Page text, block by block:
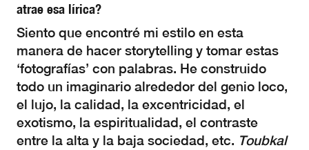
atrae esa lírica?
Siento que encontré mi estilo en esta
manera de hacer storytelling y tomar estas
‘fotografías’ con palabras. He construido
todo un imaginario alrededor del genio loco,
el lujo, la calidad, la excentricidad, el
exotismo, la espiritualidad, el contraste
entre la alta y la baja sociedad, etc. Toubkal